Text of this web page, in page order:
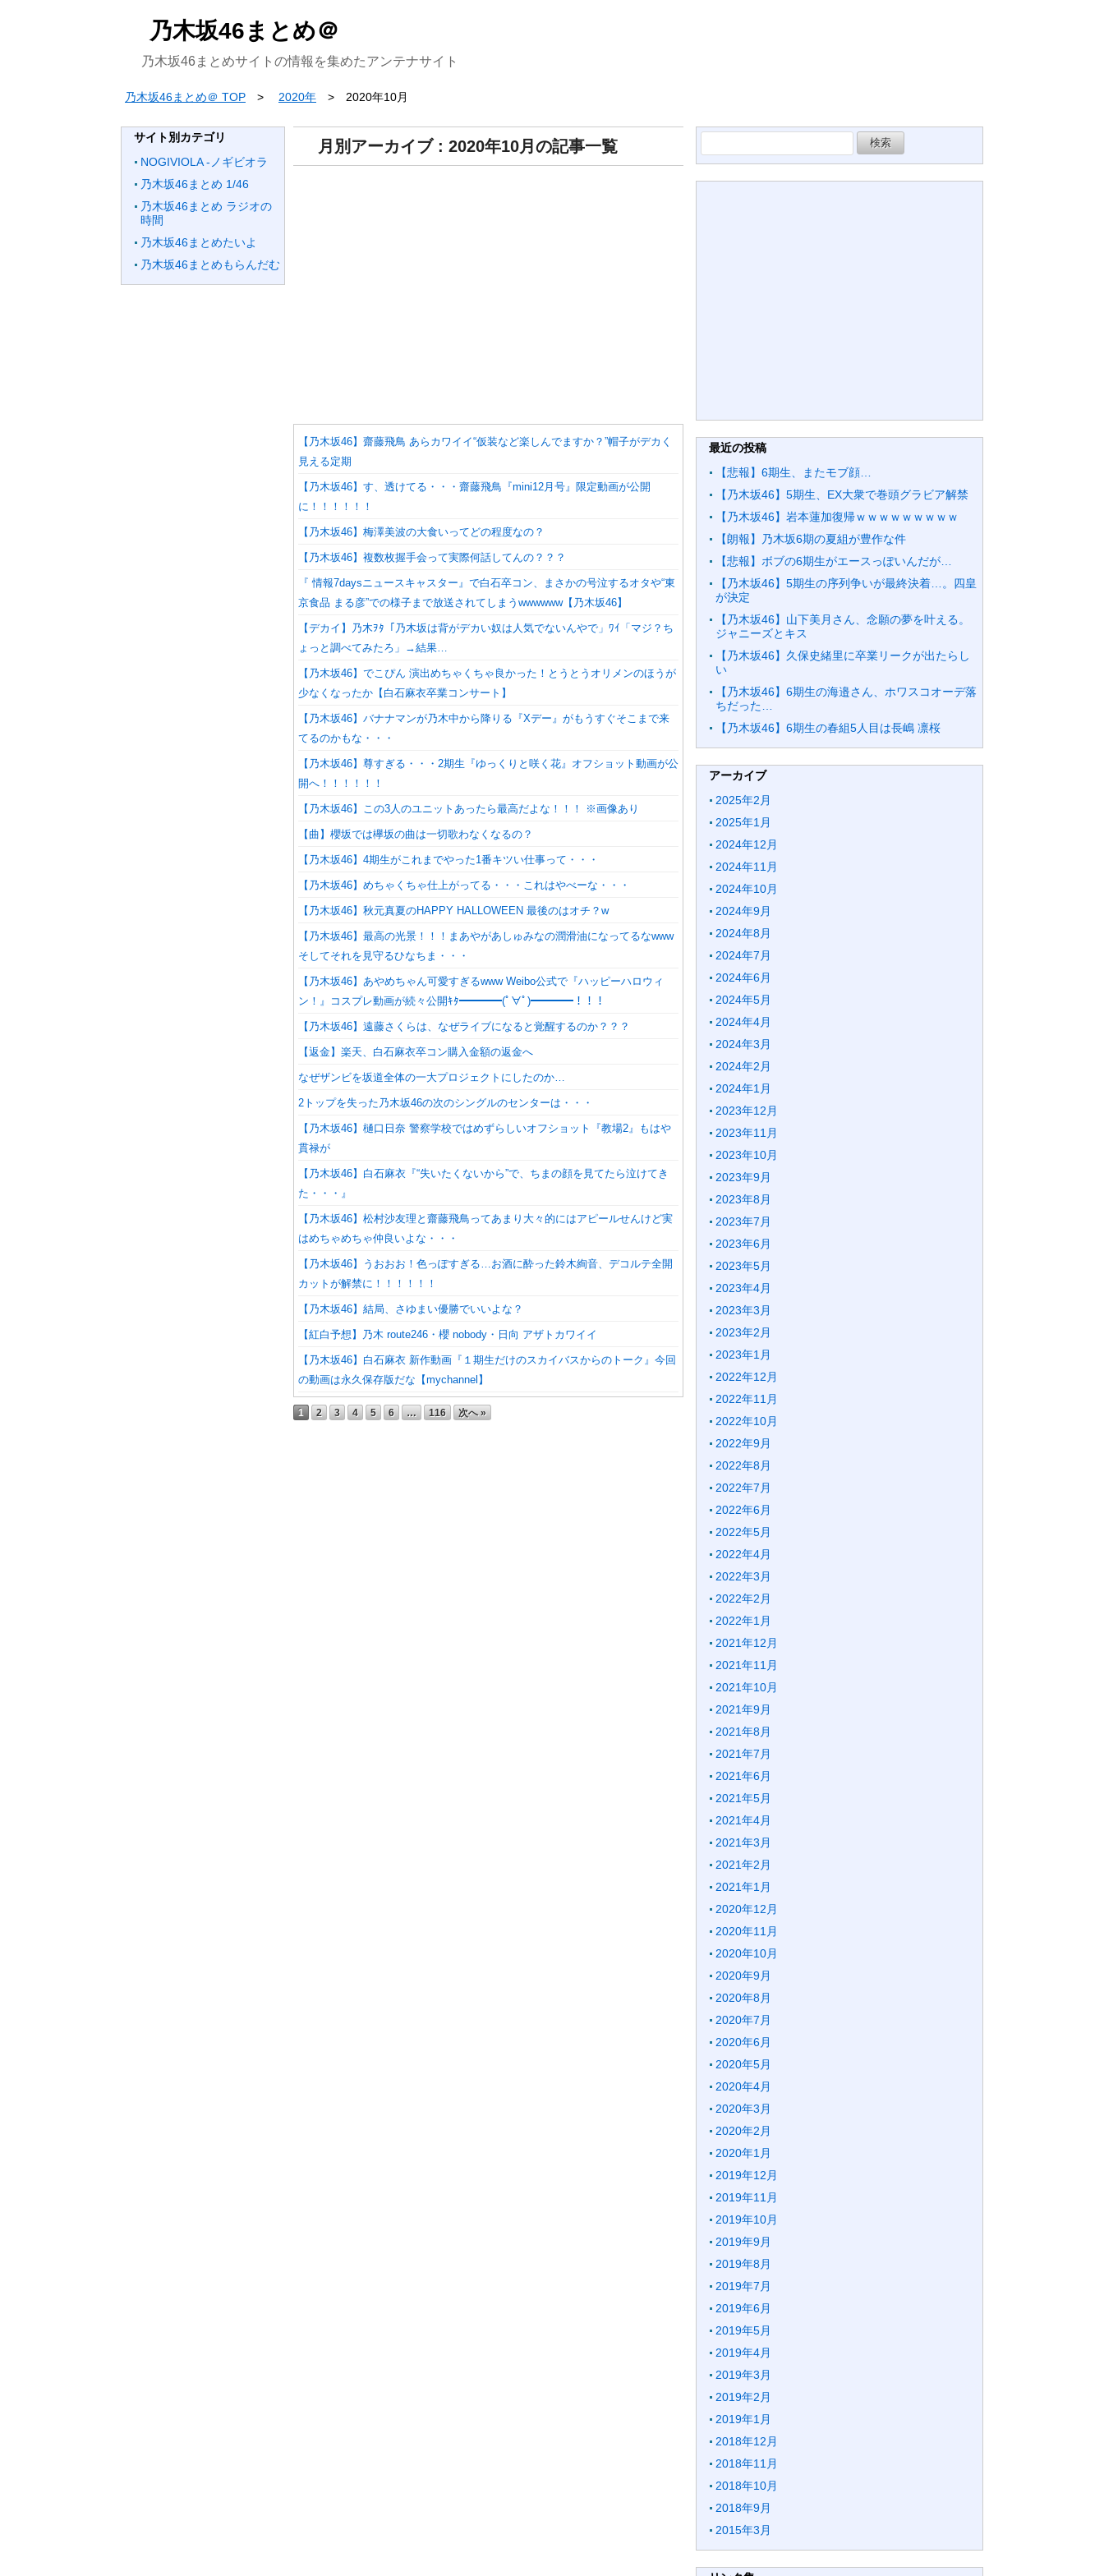
乃木坂46まとめ＠
乃木坂46まとめサイトの情報を集めたアンテナサイト
乃木坂46まとめ＠ TOP 2020年 2020年10月
サイト別カテゴリ
NOGIVIOLA -ノギビオラ
乃木坂46まとめ 1/46
乃木坂46まとめ ラジオの
時間
乃木坂46まとめたいよ
乃木坂46まとめもらんだむ
月別アーカイブ : 2020年10月の記事一覧
【乃木坂46】齋藤飛鳥 あらカワイイ“仮装など楽しんでますか？”帽子がデカく
見える定期
【乃木坂46】す、透けてる・・・齋藤飛鳥『mini12月号』限定動画が公開
に！！！！！！
【乃木坂46】梅澤美波の大食いってどの程度なの？
【乃木坂46】複数枚握手会って実際何話してんの？？？
『 情報7daysニュースキャスター』で白石卒コン、まさかの号泣するオタや“東
京食品 まる彦”での様子まで放送されてしまうwwwwww【乃木坂46】
【デカイ】乃木ｦﾀ「乃木坂は背がデカい奴は人気でないんやで」ﾜｲ「マジ？ち
ょっと調べてみたろ」→結果…
【乃木坂46】でこぴん 演出めちゃくちゃ良かった！とうとうオリメンのほうが
少なくなったか【白石麻衣卒業コンサート】
【乃木坂46】バナナマンが乃木中から降りる『Xデー』がもうすぐそこまで来
てるのかもな・・・
【乃木坂46】尊すぎる・・・2期生『ゆっくりと咲く花』オフショット動画が公
開へ！！！！！！
【乃木坂46】この3人のユニットあったら最高だよな！！！ ※画像あり
【曲】櫻坂では欅坂の曲は一切歌わなくなるの？
【乃木坂46】4期生がこれまでやった1番キツい仕事って・・・
【乃木坂46】めちゃくちゃ仕上がってる・・・これはやべーな・・・
【乃木坂46】秋元真夏のHAPPY HALLOWEEN 最後のはオチ？w
【乃木坂46】最高の光景！！！まあやがあしゅみなの潤滑油になってるなwww
そしてそれを見守るひなちま・・・
【乃木坂46】あやめちゃん可愛すぎるwww Weibo公式で『ハッピーハロウィ
ン！』コスプレ動画が続々公開ｷﾀ━━━━(ﾟ∀ﾟ)━━━━！！！
【乃木坂46】遠藤さくらは、なぜライブになると覚醒するのか？？？
【返金】楽天、白石麻衣卒コン購入金額の返金へ
なぜザンビを坂道全体の一大プロジェクトにしたのか…
2トップを失った乃木坂46の次のシングルのセンターは・・・
【乃木坂46】樋口日奈 警察学校ではめずらしいオフショット『教場2』もはや
貫禄が
【乃木坂46】白石麻衣『“失いたくないから”で、ちまの顔を見てたら泣けてき
た・・・』
【乃木坂46】松村沙友理と齋藤飛鳥ってあまり大々的にはアピールせんけど実
はめちゃめちゃ仲良いよな・・・
【乃木坂46】うおおお！色っぽすぎる…お酒に酔った鈴木絢音、デコルテ全開
カットが解禁に！！！！！！
【乃木坂46】結局、さゆまい優勝でいいよな？
【紅白予想】乃木 route246・櫻 nobody・日向 アザトカワイイ
【乃木坂46】白石麻衣 新作動画『１期生だけのスカイバスからのトーク』今回
の動画は永久保存版だな【mychannel】
1 2 3 4 5 6 … 116 次へ »
索:
最近の投稿
【悲報】6期生、またモブ顔…
【乃木坂46】5期生、EX大衆で巻頭グラビア解禁
【乃木坂46】岩本蓮加復帰ｗｗｗｗｗｗｗｗｗ
【朗報】乃木坂6期の夏組が豊作な件
【悲報】ボブの6期生がエースっぽいんだが…
【乃木坂46】5期生の序列争いが最終決着…。四皇
が決定
【乃木坂46】山下美月さん、念願の夢を叶える。
ジャニーズとキス
【乃木坂46】久保史緒里に卒業リークが出たらし
い
【乃木坂46】6期生の海邉さん、ホワスコオーデ落
ちだった…
【乃木坂46】6期生の春組5人目は長嶋 凛桜
アーカイブ
2025年2月
2025年1月
2024年12月
2024年11月
2024年10月
2024年9月
2024年8月
2024年7月
2024年6月
2024年5月
2024年4月
2024年3月
2024年2月
2024年1月
2023年12月
2023年11月
2023年10月
2023年9月
2023年8月
2023年7月
2023年6月
2023年5月
2023年4月
2023年3月
2023年2月
2023年1月
2022年12月
2022年11月
2022年10月
2022年9月
2022年8月
2022年7月
2022年6月
2022年5月
2022年4月
2022年3月
2022年2月
2022年1月
2021年12月
2021年11月
2021年10月
2021年9月
2021年8月
2021年7月
2021年6月
2021年5月
2021年4月
2021年3月
2021年2月
2021年1月
2020年12月
2020年11月
2020年10月
2020年9月
2020年8月
2020年7月
2020年6月
2020年5月
2020年4月
2020年3月
2020年2月
2020年1月
2019年12月
2019年11月
2019年10月
2019年9月
2019年8月
2019年7月
2019年6月
2019年5月
2019年4月
2019年3月
2019年2月
2019年1月
2018年12月
2018年11月
2018年10月
2018年9月
2015年3月